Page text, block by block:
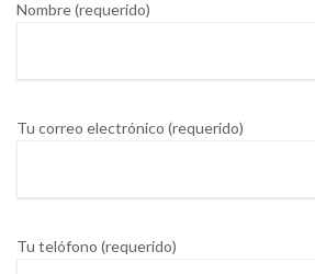
Nombre (requerido)
Tu correo electrónico (requerido)
Tu telófono (requerido)